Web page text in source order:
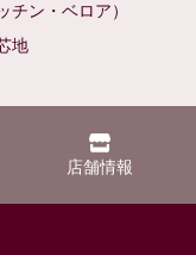
チン・ベロア）
地
店舗情報